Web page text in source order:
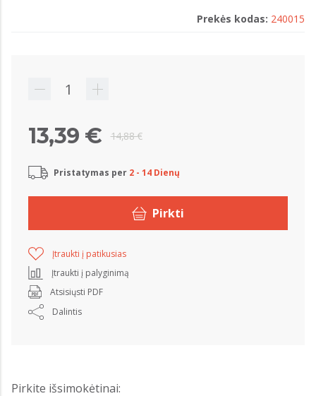
Prekės kodas: 240015
14,88 €
13,39 €
Pristatymas per 2 - 14 Dienų
Pirkti
Įtraukti į patikusias
Įtraukti į palyginimą
Atsisiųsti PDF
Dalintis
Pirkite išsimokėtinai: